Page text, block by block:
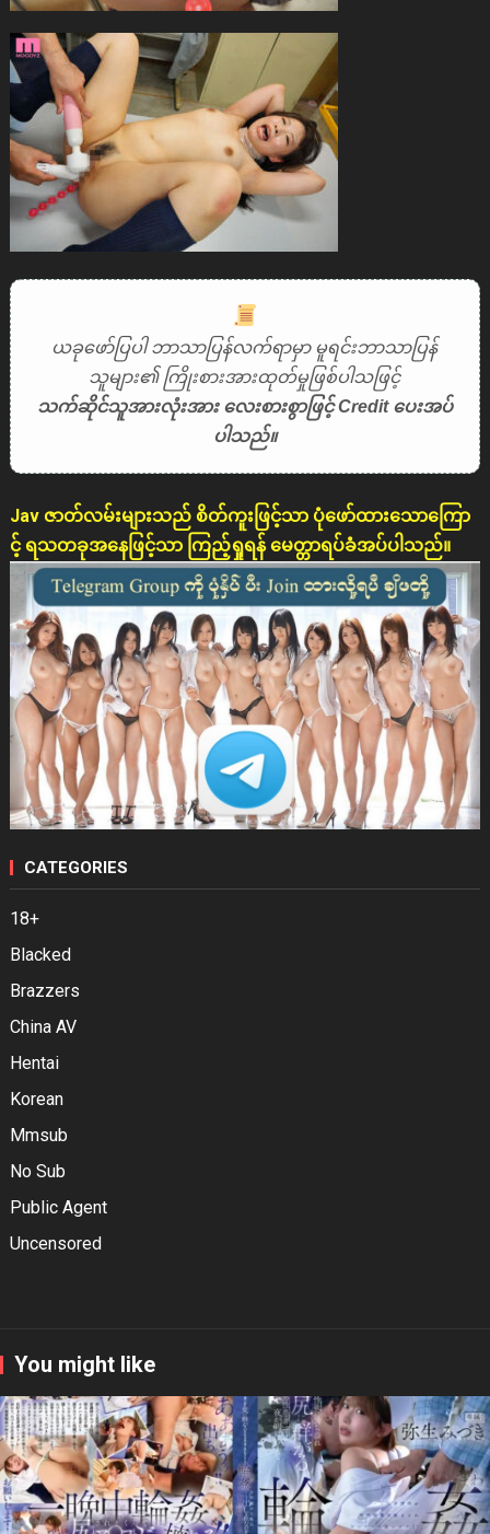
ယခုဖော်ပြပါ ဘာသာပြန်လက်ရာမှာ မူရင်းဘာသာပြန်
သူများ၏ ကြိုးစားအားထုတ်မှုဖြစ်ပါသဖြင့်
သက်ဆိုင်သူအားလုံးအား လေးစားစွာဖြင့် Credit ပေးအပ်
ပါသည်။
Jav ဇာတ်လမ်းများသည် စိတ်ကူးဖြင့်သာ ပုံဖော်ထားသောကြော
င့် ရသတခုအနေဖြင့်သာ ကြည့်ရှုရန် မေတ္တာရပ်ခံအပ်ပါသည်။
CATEGORIES
18+
Blacked
Brazzers
China AV
Hentai
Korean
Mmsub
No Sub
Public Agent
Uncensored
You might like